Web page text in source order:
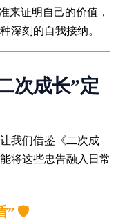
来证明自己的价值，
深刻的自我接纳。
次成长”定
我们借鉴《二次成
将这些忠告融入日常
” 🛡️